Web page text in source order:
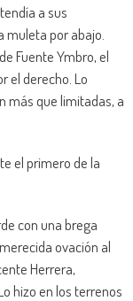
a sus
por abajo.
Fuente Ymbro, el
el derecho. Lo
más que limitadas, a
el primero de la
con una brega
ovación al
Herrera,
hizo en los terrenos